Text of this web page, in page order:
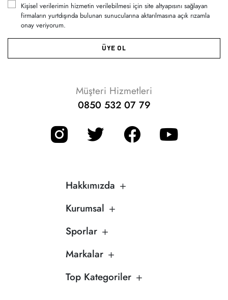
Kişisel verilerimin hizmetin verilebilmesi için site altyapısını sağlayan
firmaların yurtdışında bulunan sunucularına aktarılmasına açık rızamla
onay veriyorum.
ÜYE OL
Müşteri Hizmetleri
0850 532 07 79
Hakkımızda
Kurumsal
Sporlar
Markalar
Top Kategoriler